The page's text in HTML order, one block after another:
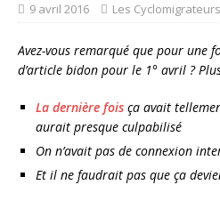
9 avril 2016 Les Cyclomigrateurs
Avez-vous remarqué que pour une
d’article bidon pour le 1° avril ?
La dernière fois ça avait
aurait presque culpabilisé
On n’avait pas de connexion
Et il ne faudrait pas que ça